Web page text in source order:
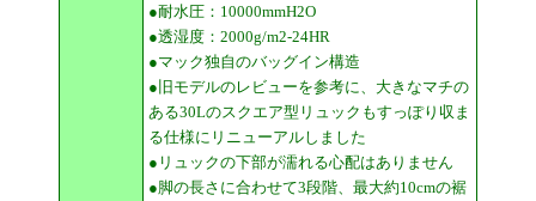
●耐水圧：10000mmH2O
●透湿度：2000g/m2-24HR
●マック独自のバッグイン構造
●旧モデルのレビューを参考に、大きなマチの
ある30Lのスクエア型リュックもすっぽり収ま
る仕様にリニューアルしました
●リュックの下部が濡れる心配はありません
●脚の長さに合わせて3段階、最大約10cmの裾